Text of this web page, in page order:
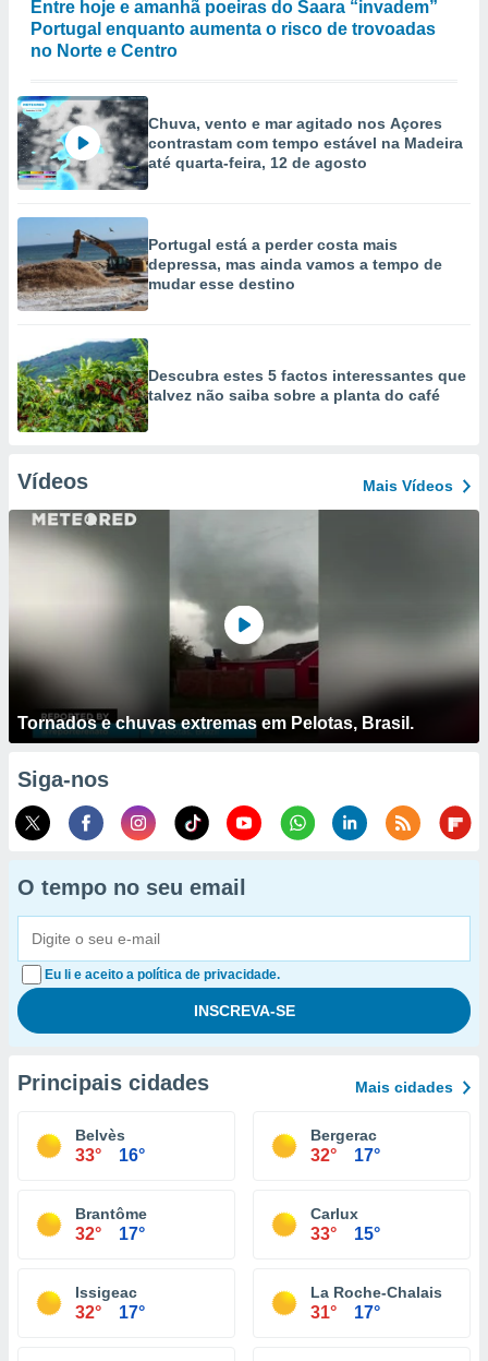
Entre hoje e amanhã poeiras do Saara “invadem”
Portugal enquanto aumenta o risco de trovoadas
no Norte e Centro
Chuva, vento e mar agitado nos Açores
contrastam com tempo estável na Madeira
até quarta-feira, 12 de agosto
Portugal está a perder costa mais
depressa, mas ainda vamos a tempo de
mudar esse destino
Descubra estes 5 factos interessantes que
talvez não saiba sobre a planta do café
Vídeos Mais Vídeos
Tornados e chuvas extremas em Pelotas, Brasil.
Siga-nos
O tempo no seu email
Eu li e aceito a política de privacidade.
Principais cidades Mais cidades
Belvès
33° 16°
Bergerac
32° 17°
Brantôme
32° 17°
Carlux
33° 15°
Issigeac
32° 17°
La Roche-Chalais
31° 17°